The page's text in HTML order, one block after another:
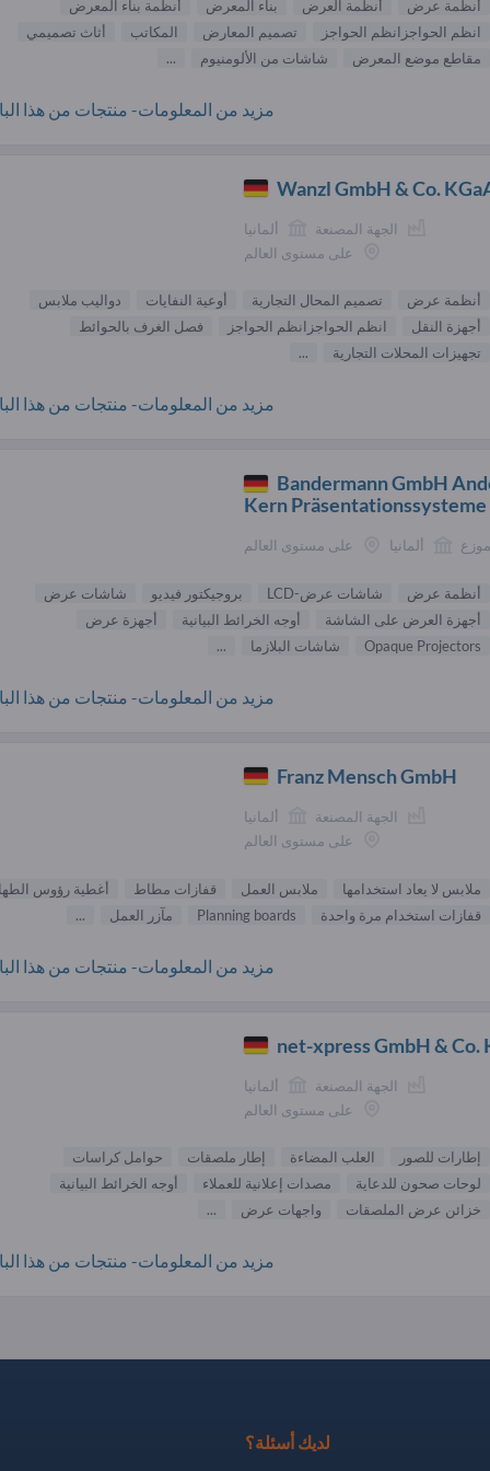
أنظمة عرض أنظمة العرض بناء المعرض
أنظمة بناء المعرض
انظم الحواجزانظم الحواجز
تصميم المعارض المكاتب
أثاث تصميمي
مقاطع موضع المعرض
شاشات من الألومنيوم ...
مزيد من المعلومات- منتجات من هذا
Wanzl GmbH & Co.
الجهة المصنعة
ألمانيا
على مستوى العالم
أنظمة عرض تصميم المحال التجارية أوعية النفايات
دواليب ملابس
أجهزة النقل
انظم الحواجزانظم الحواجز
فصل الغرف بالحوائط
تجهيزات المحلات التجارية
...
مزيد من المعلومات- منتجات من هذا
Bandermann GmbH
Kern Präsentationssysteme
ألمانيا على مستوى العالم
أنظمة عرض شاشات عرض-LCD بروجيكتور فيديو
شاشات عرض
أجهزة العرض على الشاشة
أوجه الخرائط البيانية
أجهزة عرض
Opaque Projectors
شاشات البلازما ...
مزيد من المعلومات- منتجات من هذا
Franz Mensch GmbH
الجهة المصنعة
ألمانيا
على مستوى العالم
ملابس لا يعاد استخدامها ملابس العمل قفازات مطاط
أغطية رؤوس
قفازات استخدام مرة واحدة
Planning boards مآزر العمل ...
مزيد من المعلومات- منتجات من هذا
net-xpress GmbH & Co.
الجهة المصنعة
ألمانيا
على مستوى العالم
إطارات للصور العلب المضاءة إطار ملصقات
حوامل كراسات
لوحات صحون للدعاية
مصدات إعلانية للعملاء
أوجه الخرائط البيانية
خزائن عرض الملصقات
واجهات عرض ...
مزيد من المعلومات- منتجات من هذا
لديك أسئلة؟